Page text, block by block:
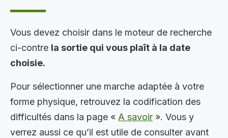
Vous devez choisir dans le moteur de recherche
ci-contre la sortie qui vous plaît à la date
choisie.
Pour sélectionner une marche adaptée à votre
forme physique, retrouvez la codification des
difficultés dans la page « A savoir ». Vous y
verrez aussi ce qu’il est utile de consulter avant